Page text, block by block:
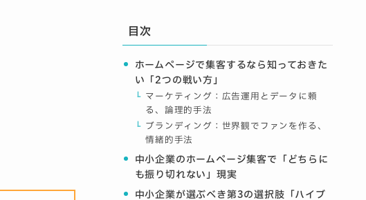
目次
ホームページで集客するなら知っておきた
い「2つの戦い方」
マーケティング：広告運用とデータに頼
る、論理的手法
ブランディング：世界観でファンを作る、
情緒的手法
中小企業のホームページ集客で「どちらに
も振り切れない」現実
中小企業が選ぶべき第3の選択肢「ハイブ